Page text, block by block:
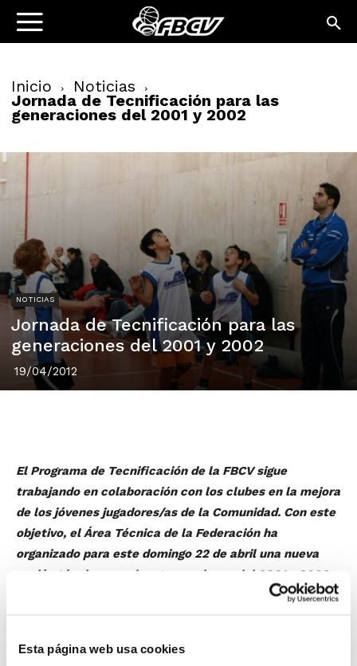
Esta página web usa cookies
Inicio Noticias
Jornada de Tecnificación para las
generaciones del 2001 y 2002
NOTICIAS
Jornada de Tecnificación para las
generaciones del 2001 y 2002
19/04/2012
El Programa de Tecnificación de la FBCV sigue
trabajando en colaboración con los clubes en la mejora
de los jóvenes jugadores/as de la Comunidad. Con este
objetivo, el Área Técnica de la Federación ha
organizado para este domingo 22 de abril una nueva
sesión técnica para las generaciones del 2001 y 2002,
es decir, alevines de primer año y benjamines.
El Campello:De 09´30 a 11´30 h.